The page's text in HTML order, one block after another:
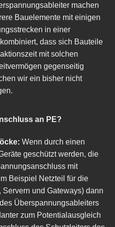
machen
Bauelemente mit einigen
in einer
dass sich Bauteile
mit solchen
gegenseitig
wir ein bisher nicht
an PE?
Wenn durch einen
geschützt werden, die
mit
Beispiel Netzteil für die
und Gateways) dann
Überspannungsableiters
zum Potentialausgleich